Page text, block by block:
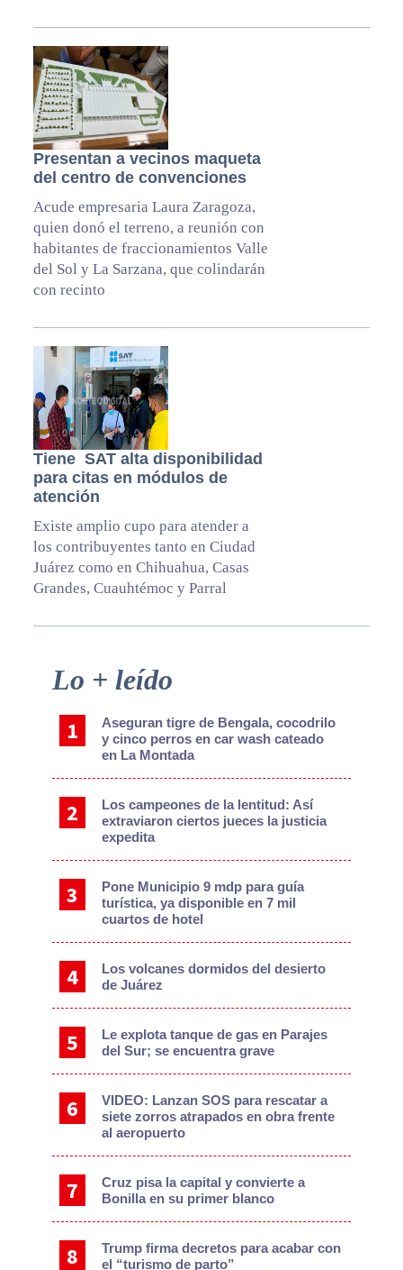
Presentan a vecinos maqueta
del centro de convenciones
Acude empresaria Laura Zaragoza,
quien donó el terreno, a reunión con
habitantes de fraccionamientos Valle
del Sol y La Sarzana, que colindarán
con recinto
Tiene SAT alta disponibilidad
para citas en módulos de
atención
Existe amplio cupo para atender a
los contribuyentes tanto en Ciudad
Juárez como en Chihuahua, Casas
Grandes, Cuauhtémoc y Parral
Primary
Lo + leído
Aseguran tigre de Bengala, cocodrilo
y cinco perros en car wash cateado
en La Montada
Los campeones de la lentitud: Así
extraviaron ciertos jueces la justicia
expedita
Pone Municipio 9 mdp para guía
turística, ya disponible en 7 mil
cuartos de hotel
Los volcanes dormidos del desierto
de Juárez
Le explota tanque de gas en Parajes
del Sur; se encuentra grave
VIDEO: Lanzan SOS para rescatar a
siete zorros atrapados en obra frente
al aeropuerto
Cruz pisa la capital y convierte a
Bonilla en su primer blanco
Trump firma decretos para acabar con
el “turismo de parto”